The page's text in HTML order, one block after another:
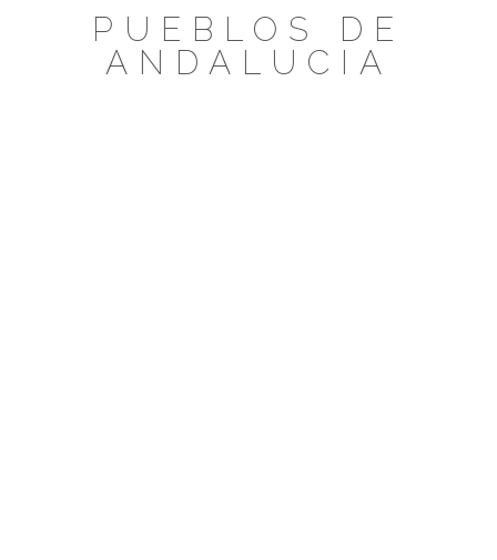
PUEBLOS DE
ANDALUCIA